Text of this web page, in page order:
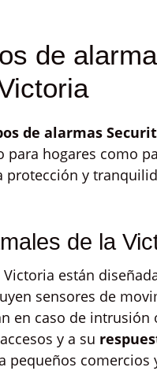
de
de alarmas
hogares como
y
de la
Victoria están
sensores de
en caso de intrusión
y a su
pequeños comercios